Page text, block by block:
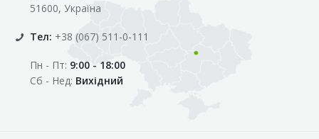
«Фреш»
«Фуршет»
«Цент»
51600, Україна
Тел: +38 (067) 511-0-111
Пн - Пт: 9:00 - 18:00
Сб - Нед: Вихідний